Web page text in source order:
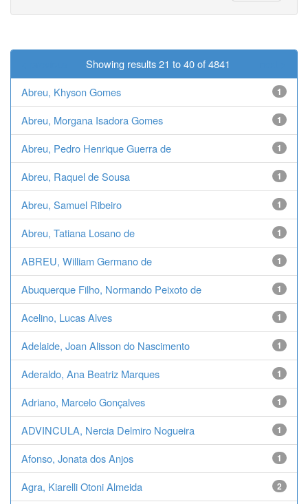
Showing results 21 to 40 of 4841
Abreu, Khyson Gomes
1
Abreu, Morgana Isadora Gomes 1
Abreu, Pedro Henrique Guerra de 1
Abreu, Raquel de Sousa 1
Abreu, Samuel Ribeiro 1
Abreu, Tatiana Losano de 1
ABREU, William Germano de 1
Abuquerque Filho, Normando Peixoto de 1
Acelino, Lucas Alves 1
Adelaide, Joan Alisson do Nascimento 1
Aderaldo, Ana Beatriz Marques 1
Adriano, Marcelo Gonçalves 1
ADVINCULA, Nercia Delmiro Nogueira 1
Afonso, Jonata dos Anjos 1
Agra, Kiarelli Otoni Almeida 2